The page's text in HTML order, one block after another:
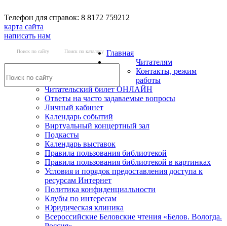
Телефон для справок: 8 8172 759212
карта сайта
написать нам
Поиск по сайту Поиск по каталогу Главная
Читателям
Контакты, режим
работы
Читательский билет ОНЛАЙН
Ответы на часто задаваемые вопросы
Личный кабинет
Календарь событий
Виртуальный концертный зал
Подкасты
Календарь выставок
Правила пользования библиотекой
Правила пользования библиотекой в картинках
Условия и порядок предоставления доступа к
ресурсам Интернет
Политика конфиденциальности
Клубы по интересам
Юридическая клиника
Всероссийские Беловские чтения «Белов. Вологда.